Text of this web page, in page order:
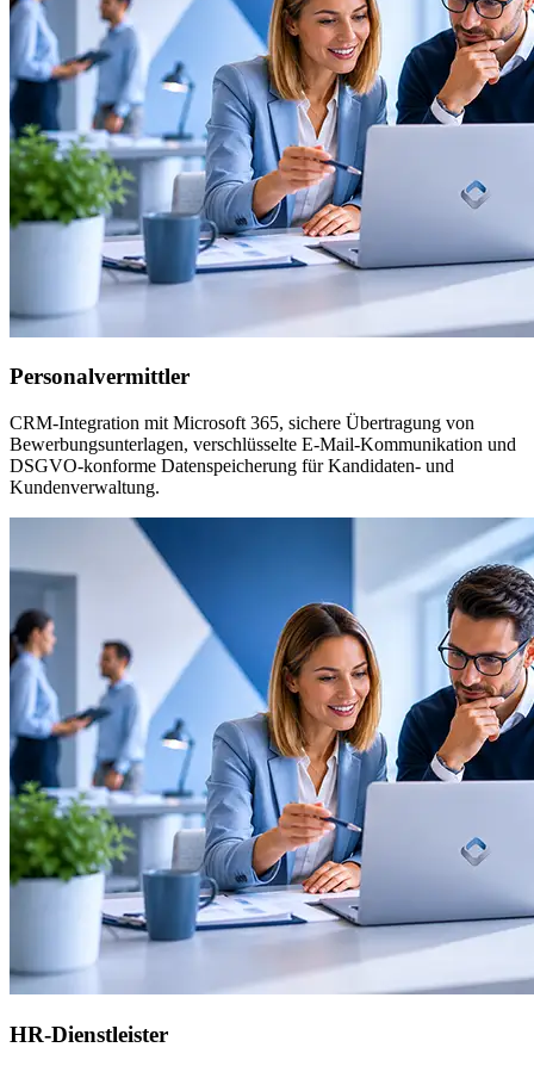
Personalvermittler
CRM-Integration mit Microsoft 365, sichere Übertragung von
Bewerbungsunterlagen, verschlüsselte E-Mail-Kommunikation und
DSGVO-konforme Datenspeicherung für Kandidaten- und
Kundenverwaltung.
HR-Dienstleister